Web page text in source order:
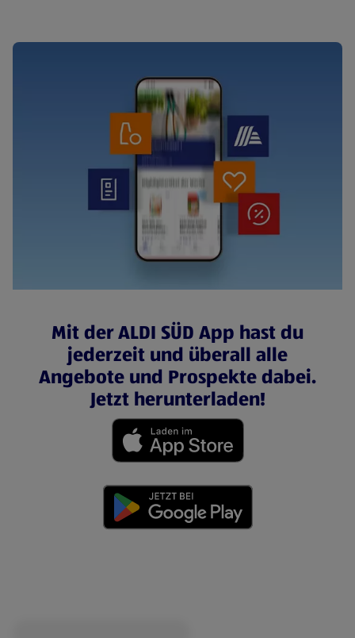
Mit der ALDI SÜD App hast du
jederzeit und überall alle
Angebote und Prospekte dabei.
Jetzt herunterladen!